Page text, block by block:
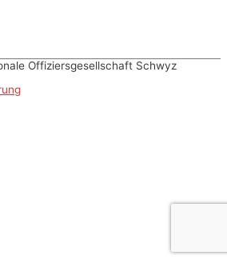
Offiziersgesellschaft Schwyz